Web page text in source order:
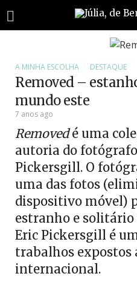
A MINHA ESCOLHA DESTAQUE
Removed –
mundo este
7 anos ago
Removedé uma
autoria do
Pickersgill. O
uma das fotos
dispositivo móvel)
estranho e solitário
Eric Pickersgill é
trabalhos expostos
internacional.